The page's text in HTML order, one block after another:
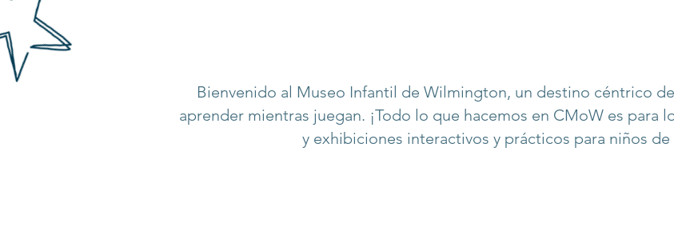
Bienvenido al Museo Infantil de Wilmington, un destino céntrico
aprender mientras juegan. ¡Todo lo que hacemos en CMoW es para
y exhibiciones interactivos y prácticos para niños de